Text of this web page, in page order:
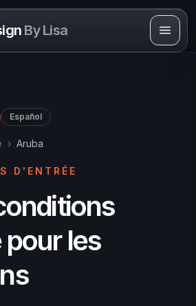
By Lisa
Español
› Aruba
D'ENTRÉE
les